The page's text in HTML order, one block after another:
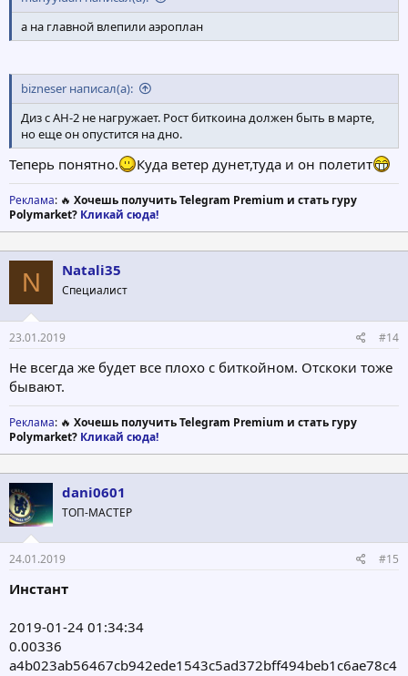
а на главной влепили аэроплан
bizneser написал(а):
Диз с АН-2 не нагружает. Рост биткоина должен быть в марте,
но еще он опустится на дно.
Теперь понятно. Куда ветер дунет,туда и он полетит
Реклама: 🔥 Хочешь получить Telegram Premium и стать гуру
Polymarket? Кликай сюда!
N Natali35
Специалист
23.01.2019 #14
Не всегда же будет все плохо с биткойном. Отскоки тоже
бывают.
Реклама: 🔥 Хочешь получить Telegram Premium и стать гуру
Polymarket? Кликай сюда!
dani0601
ТОП-МАСТЕР
24.01.2019 #15
Инстант
2019-01-24 01:34:34
0.00336
a4b023ab56467cb942ede1543c5ad372bff494beb1c6ae78c4